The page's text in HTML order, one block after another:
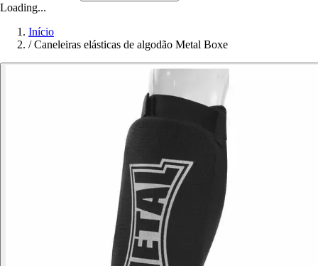
Loading...
Início
/ Caneleiras elásticas de algodão Metal Boxe